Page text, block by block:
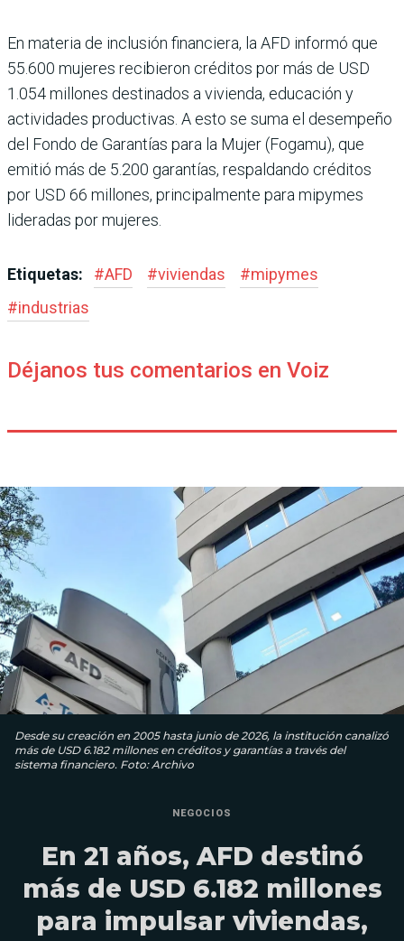
En materia de inclusión financiera, la AFD informó que
55.600 mujeres recibie­ron créditos por más de USD
1.054 millones destinados a vivienda, educación y
activi­dades productivas. A esto se suma el desempeño
del Fondo de Garantías para la Mujer (Fogamu), que
emitió más de 5.200 garantías, respaldando créditos
por USD 66 millones, principalmente para mipy­mes
lideradas por mujeres.
Etiquetas: #AFD #viviendas #mipymes
#industrias
Déjanos tus comentarios en Voiz
Desde su creación en 2005 hasta junio de 2026, la institución canalizó
más de USD 6.182 millones en créditos y garantías a través del
sistema financiero. Foto: Archivo
NEGOCIOS
En 21 años, AFD destinó
más de USD 6.182 millones
para impulsar viviendas,